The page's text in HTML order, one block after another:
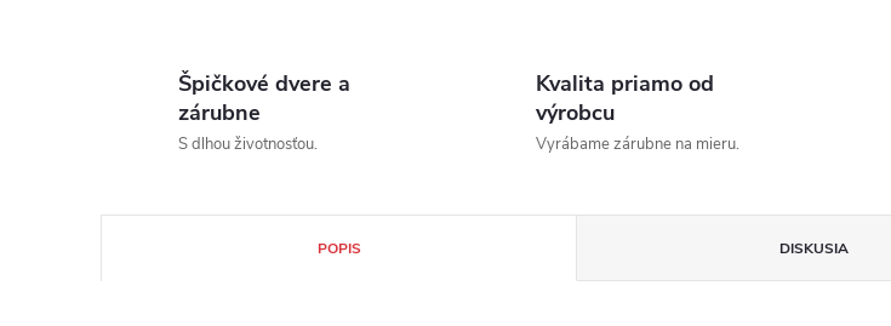
Špičkové dvere a
zárubne
S dlhou životnosťou.
Kvalita priamo od
výrobcu
Vyrábame zárubne na mieru.
POPIS DISKUSIA